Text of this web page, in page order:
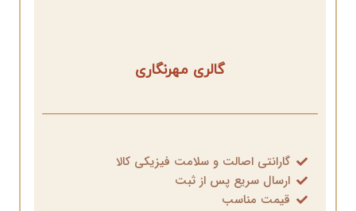
گالری مهرنگاری
گارانتی اصالت و سلامت فیزیکی کالا
ارسال سریع پس از ثبت
قیمت مناسب